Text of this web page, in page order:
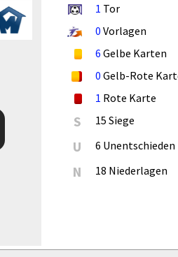
1 Tor
0 Vorlagen
6 Gelbe Karten
0 Gelb-Rote
1 Rote Karte
S 15 Siege
U 6 Unentschieden
N 18 Niederlagen